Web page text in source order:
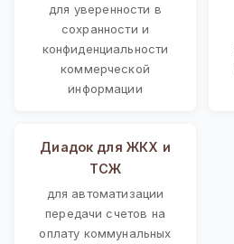
для уверенности в
сохранности и
конфиденциальности
коммерческой
информации
Диадок для ЖКХ и
ТСЖ
для автоматизации
передачи счетов на
оплату коммунальных